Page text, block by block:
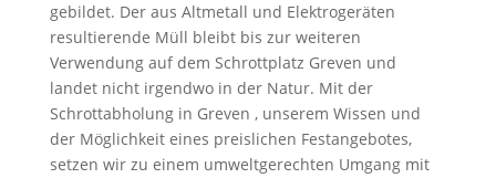
gebildet. Der aus Altmetall und Elektrogeräten
resultierende Müll bleibt bis zur weiteren
Verwendung auf dem Schrottplatz Greven und
landet nicht irgendwo in der Natur. Mit der
Schrottabholung in Greven , unserem Wissen und
der Möglichkeit eines preislichen Festangebotes,
setzen wir zu einem umweltgerechten Umgang mit